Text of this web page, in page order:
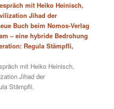
mit Heiko Heinisch,
Jihad der
Buch beim Nomos-Verlag
– eine hybride Bedrohung
Regula Stämpfli,
mit Heiko Heinisch,
Jihad der
Stämpfli.